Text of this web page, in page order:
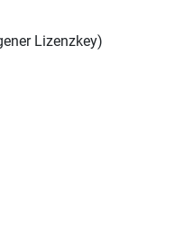
Lizenzkey)